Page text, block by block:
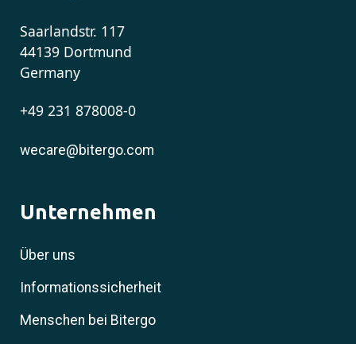
Saarlandstr. 117
44139 Dortmund
Germany
+49 231 878008-0
wecare@bitergo.com
Unternehmen
Über uns
Informationssicherheit
Menschen bei Bitergo